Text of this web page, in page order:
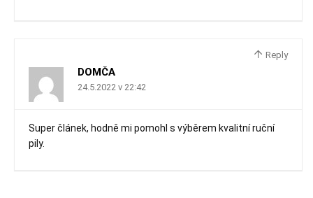
Reply
DOMČA
24.5.2022 v 22:42
Super článek, hodně mi pomohl s výběrem kvalitní ruční
pily.